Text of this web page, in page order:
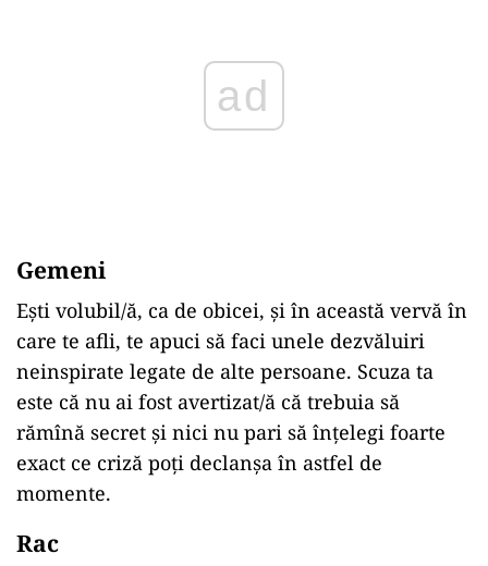
ad
Gemeni
Ești volubil/ă, ca de obicei, și în această vervă în
care te afli, te apuci să faci unele dezvăluiri
neinspirate legate de alte persoane. Scuza ta
este că nu ai fost avertizat/ă că trebuia să
rămînă secret și nici nu pari să înțelegi foarte
exact ce criză poți declanșa în astfel de
momente.
Rac